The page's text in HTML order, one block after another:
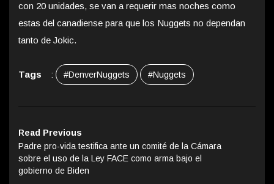
con 20 unidades, se van a requerir mas noches como
estas del canadiense para que los Nuggets no dependan
tanto de Jokic.
Tags : #DenverNuggets #Nuggets
Read Previous
Padre pro-vida testifica ante un comité de la Cámara
sobre el uso de la Ley FACE como arma bajo el
gobierno de Biden